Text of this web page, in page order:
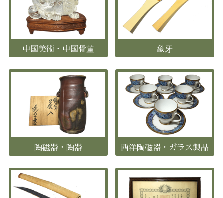
中国美術・中国骨董 象牙
陶磁器・陶器 西洋陶磁器・ガラス製品